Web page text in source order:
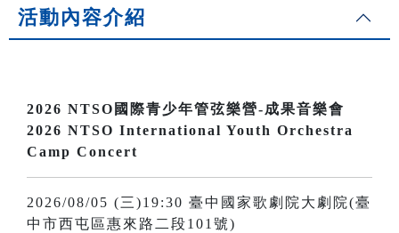
活動內容介紹
2026 NTSO國際青少年管弦樂營-成果音樂會
2026 NTSO International Youth Orchestra
Camp Concert
2026/08/05 (三)19:30 臺中國家歌劇院大劇院(臺
中市西屯區惠來路二段101號)